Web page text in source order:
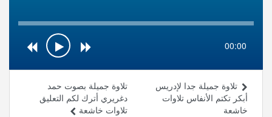
00:00
تلاوة جميلة بصوت حمد
دغريري أترك لكم التعليق
تلاوات خاشعة
تلاوة جميلة جدا لإدريس
أبكر تكتم الأنفاس تلاوات
خاشعة